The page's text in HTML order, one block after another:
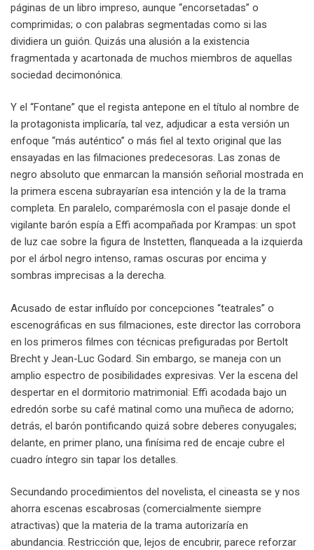
páginas de un libro impreso, aunque “encorsetadas” o
comprimidas; o con palabras segmentadas como si las
dividiera un guión. Quizás una alusión a la existencia
fragmentada y acartonada de muchos miembros de aquellas
sociedad decimonónica.
Y el “Fontane” que el regista antepone en el título al nombre de
la protagonista implicaría, tal vez, adjudicar a esta versión un
enfoque “más auténtico” o más fiel al texto original que las
ensayadas en las filmaciones predecesoras. Las zonas de
negro absoluto que enmarcan la mansión señorial mostrada en
la primera escena subrayarían esa intención y la de la trama
completa. En paralelo, comparémosla con el pasaje donde el
vigilante barón espía a Effi acompañada por Krampas: un spot
de luz cae sobre la figura de Instetten, flanqueada a la izquierda
por el árbol negro intenso, ramas oscuras por encima y
sombras imprecisas a la derecha.
Acusado de estar influído por concepciones “teatrales” o
escenográficas en sus filmaciones, este director las corrobora
en los primeros filmes con técnicas prefiguradas por Bertolt
Brecht y Jean-Luc Godard. Sin embargo, se maneja con un
amplio espectro de posibilidades expresivas. Ver la escena del
despertar en el dormitorio matrimonial: Effi acodada bajo un
edredón sorbe su café matinal como una muñeca de adorno;
detrás, el barón pontificando quizá sobre deberes conyugales;
delante, en primer plano, una finísima red de encaje cubre el
cuadro íntegro sin tapar los detalles.
Secundando procedimientos del novelista, el cineasta se y nos
ahorra escenas escabrosas (comercialmente siempre
atractivas) que la materia de la trama autorizaría en
abundancia. Restricción que, lejos de encubrir, parece reforzar